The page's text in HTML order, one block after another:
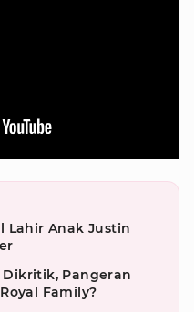
Lahir Anak Justin
Pangeran
Family?